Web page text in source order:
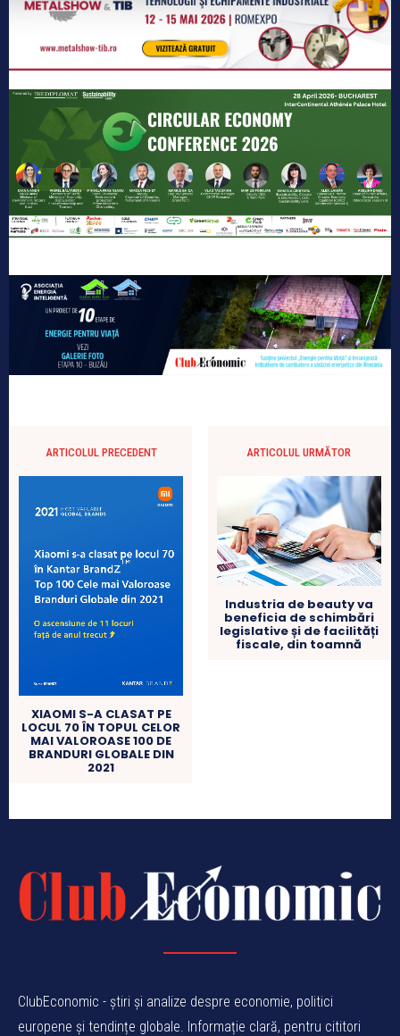
ARTICOLUL PRECEDENT
XIAOMI S-A CLASAT PE
LOCUL 70 ÎN TOPUL CELOR
MAI VALOROASE 100 DE
BRANDURI GLOBALE DIN
2021
ARTICOLUL URMĂTOR
Industria de beauty va
beneficia de schimbări
legislative și de facilități
fiscale, din toamnă
ClubEconomic - știri și analize despre economie, politici
europene și tendințe globale. Informație clară, pentru cititori